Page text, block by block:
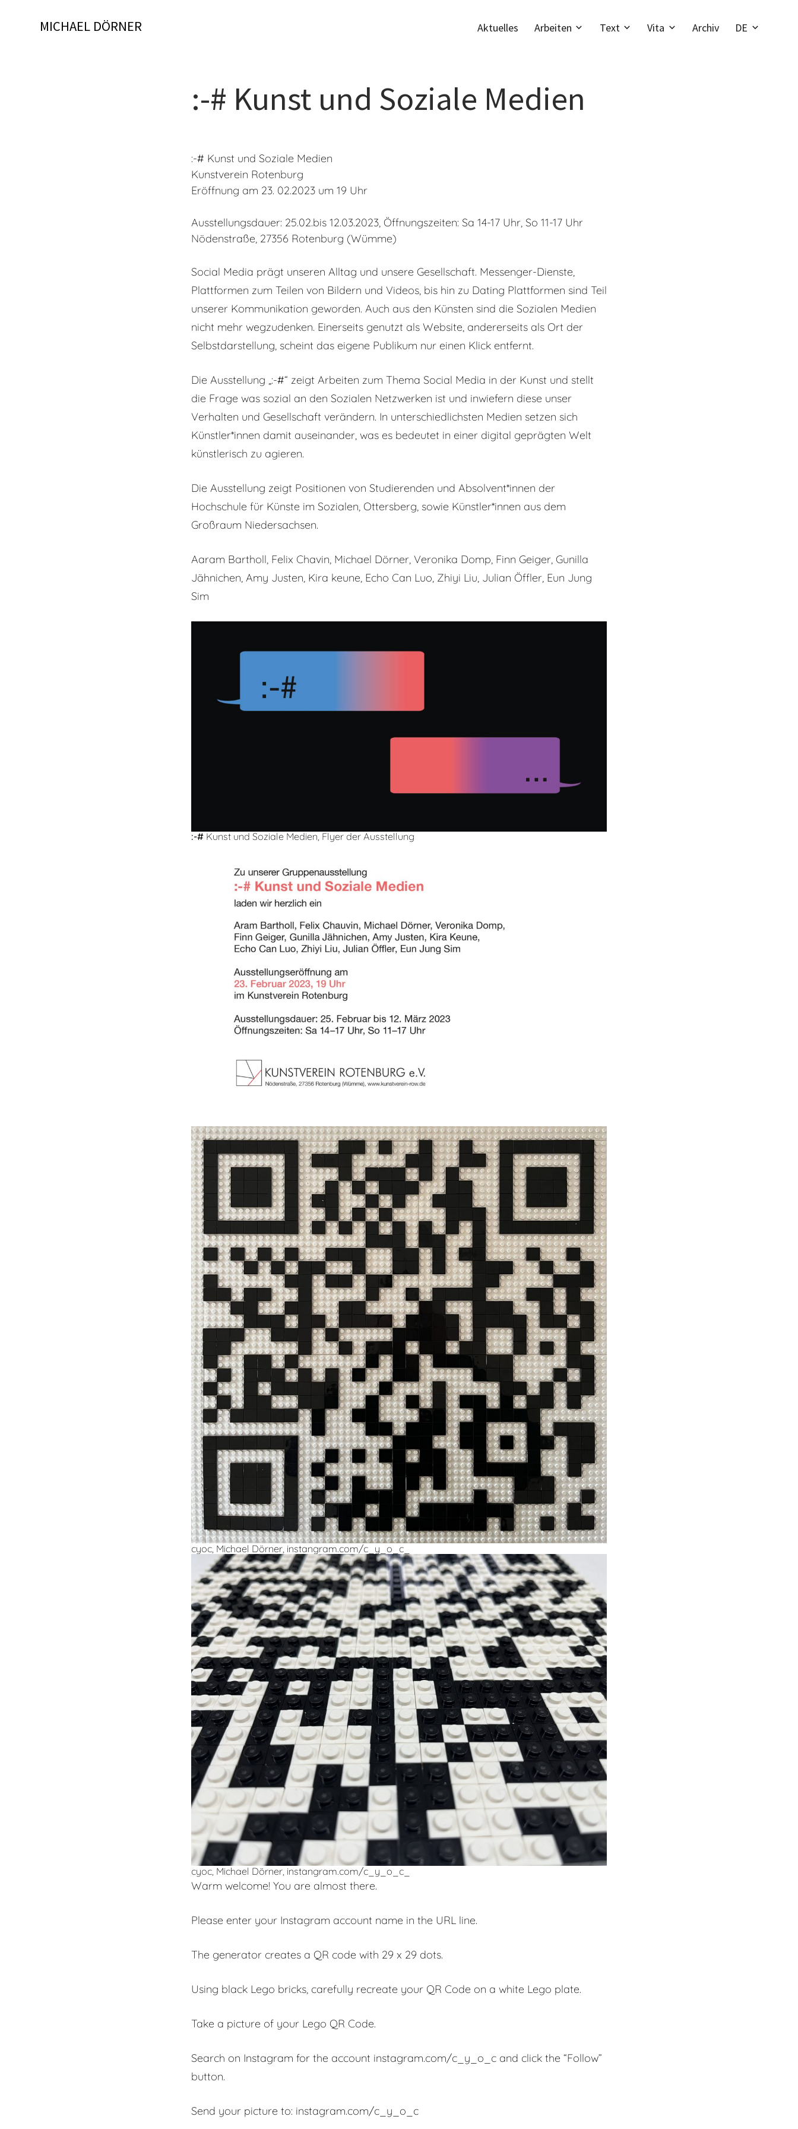
MICHAEL DÖRNER Aktuelles Arbeiten Text Vita Archiv DE
:-# Kunst und Soziale Medien
:-# Kunst und Soziale Medien
Kunstverein Rotenburg
Eröffnung am 23. 02.2023 um 19 Uhr
Ausstellungsdauer: 25.02.bis 12.03.2023, Öffnungszeiten: Sa 14-17 Uhr, So 11-17 Uhr
Nödenstraße, 27356 Rotenburg (Wümme)
Social Media prägt unseren Alltag und unsere Gesellschaft. Messenger-Dienste,
Plattformen zum Teilen von Bildern und Videos, bis hin zu Dating Plattformen sind Teil
unserer Kommunikation geworden. Auch aus den Künsten sind die Sozialen Medien
nicht mehr wegzudenken. Einerseits genutzt als Website, andererseits als Ort der
Selbstdarstellung, scheint das eigene Publikum nur einen Klick entfernt.
Die Ausstellung „:-#“ zeigt Arbeiten zum Thema Social Media in der Kunst und stellt
die Frage was sozial an den Sozialen Netzwerken ist und inwiefern diese unser
Verhalten und Gesellschaft verändern. In unterschiedlichsten Medien setzen sich
Künstler*innen damit auseinander, was es bedeutet in einer digital geprägten Welt
künstlerisch zu agieren.
Die Ausstellung zeigt Positionen von Studierenden und Absolvent*innen der
Hochschule für Künste im Sozialen, Ottersberg, sowie Künstler*innen aus dem
Großraum Niedersachsen.
Aaram Bartholl, Felix Chavin, Michael Dörner, Veronika Domp, Finn Geiger, Gunilla
Jähnichen, Amy Justen, Kira keune, Echo Can Luo, Zhiyi Liu, Julian Öffler, Eun Jung
Sim
:-# Kunst und Soziale Medien, Flyer der Ausstellung
cyoc, Michael Dörner, instangram.com/c_y_o_c_
cyoc, Michael Dörner, instangram.com/c_y_o_c_
Warm welcome! You are almost there.
Please enter your Instagram account name in the URL line.
The generator creates a QR code with 29 x 29 dots.
Using black Lego bricks, carefully recreate your QR Code on a white Lego plate.
Take a picture of your Lego QR Code.
Search on Instagram for the account instagram.com/c_y_o_c and click the “Follow”
button.
Send your picture to: instagram.com/c_y_o_c